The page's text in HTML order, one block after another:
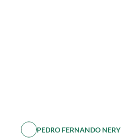
PEDRO FERNANDO NERY